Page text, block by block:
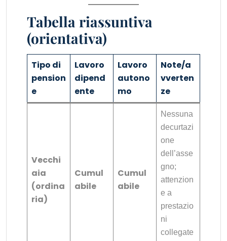
Tabella riassuntiva
(orientativa)
Tipo di
pension
e
Lavoro
dipend
ente
Lavoro
autono
mo
Note/a
vverten
ze
Vecchi
aia
(ordina
ria)
Cumul
abile
Cumul
abile
Nessuna
decurtazi
one
dell’asse
gno;
attenzion
e a
prestazio
ni
collegate